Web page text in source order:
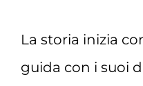
La storia inizia
guida con i suoi